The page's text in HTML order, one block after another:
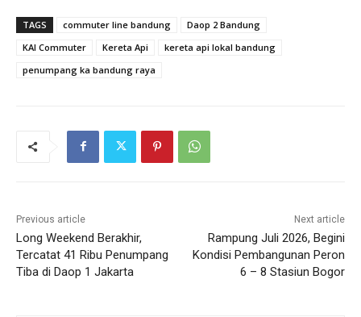
TAGS commuter line bandung
Daop 2 Bandung
KAI Commuter
Kereta Api
kereta api lokal bandung
penumpang ka bandung raya
Previous article
Long Weekend Berakhir,
Tercatat 41 Ribu Penumpang
Tiba di Daop 1 Jakarta
Next article
Rampung Juli 2026, Begini
Kondisi Pembangunan Peron
6 – 8 Stasiun Bogor